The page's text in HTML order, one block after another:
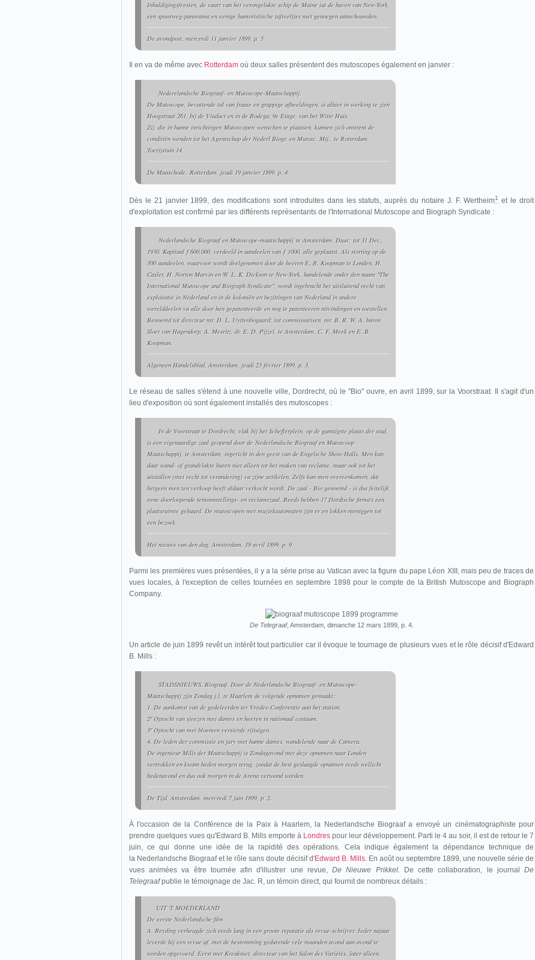
Inhuldigingsfeesten, de vaart van het verongelukte schip de Maine iut de haven van New-York,
een spoorweg-panorama en eenige humoristische tafreeltjes met genoegen aanschouwden.
De avondpost, mercredi 11 janvier 1899, p. 5
Il en va de même avec Rotterdam où deux salles présentent des mutoscopes également en janvier :
Nederelandsche Biograaf- en Mutoscope-Maatschappij.
De Mutoscope, bevattende tal van fraaie en grappige afbeeldingen, is alhier in werking te zien
Hoogstraat 261, bij de Viaduct en in de Bodega, 9e Etage, van bet Witte Huis.
Zij, die in hunne inrichtingen Mutoscopen wenschen te plaatsen, kunnen zich omtrent de
conditiën wenden tot het Agentschap der Nederl Biogr. en Mutosc. Mij., te Rotterdam,
Toerijstuin 14.
De Maaschode, Rotterdam, jeudi 19 janvier 1899, p. 4.
Dès le 21 janvier 1899, des modifications sont introduites dans les statuts, auprès du notaire J. F. Wertheim1
et le droit
d'exploitation est confirmé par les différents représentants de l'International Mutoscope and Biograph Syndicate :
Nederlandsche Biograaf en Mutoscope-maatschappij te Amsterdam. Duur: tot 31 Dec.
1930. Kapitaal f600,000, verdeeld in aandeelen van f 1000, alle geplaatst. Als storting op de
300 aandeelen, waarvoor wordt deelgenomen door de heeren E. B. Koopman te Londen, H.
Casler, H. Norton Marvin en W. L. K. Dickson te New-York, handelende onder den naam "The
International Mutoscope and Biograph Syndicate", wordt ingebracht het uitsluitend recht van
exploitatie in Nederland en in de koloniën en bezittingen van Nederland in andere
werelddeelen va alle door hen gepatenteerde en nog te patenteeren nitvindingen en toestellen.
Benoemd tot directeur mr. D. L. Uyttenbogaard; tot commissarisen, mr. B. R. W. A. baron
Sloet van Hagendorp, A. Mesritz, dr. E. D. Pijzel, te Amsterdam, C. F. Meek en E. B.
Koopman.
Algeneen Handelsblad, Amsterdam, jeudi 23 février 1899, p. 3.
Le réseau de salles s'étend à une nouvelle ville, Dordrecht, où le "Bio" ouvre, en avril 1899, sur laVoorstraat. Ils'agit d'un
lieu d'exposition où sont également installés des mutoscopes :
In de Voorstraat te Dordrecht, vlak bij het Schefferplein, op de gunstigste plaats der stad,
is een eigenaardige zaal geopend door de Nederlandsche Biograaf en Mutoscoop
Maatschappij, te Amsterdam, ingericht in den geest van de Engelsche Show-Halls. Men kan
daar wand- of grandvlakte huren niet alleen tot het maken van reclame, maar ook tot het
uitstallen (met recht tot verandering) va zijne artikelen. Zelfs kan men overeenkomen, dat
hetgeen men ten verkoop heeft aldaar verkocht wordt. De zaal - Bio genoemd - is dus feitelijk
eene doorloopende tentoonstellings- en reclamezaal. Reeds hebben 17 Dordtsche firma's een
plaatsruimte gehuurd. De mutoscopen met muziekautomaten zijn er en lokken meniggen tot
een bezoek.
Het nieuws van den dag, Amsterdam, 19 avril 1899, p. 9.
Parmi les premières vues présentées, il y a la série prise au Vatican avec la figure du pape Léon XIII, mais peu de traces de
vues locales, à l'exception de celles tournées en septembre 1898 pour le compte de la British Mutoscope and Biograph
Company.
De Telegraaf, Amsterdam, dimanche 12 mars 1899, p. 4.
Un article de juin 1899 revêt un intérêt tout particulier car il évoque le tournage de plusieurs vues et le rôle décisif d'Edward
B. Mills :
STADSNIEUWS. Biograaf. Door de Nederlandsche Biograaf- en Mutoscope-
Maatschappij zijn Zondag j.l. te Haarlem de volgende opnamen gemaakt:
1. De aankomst van de gedeleerden ter Vredes-Conferentie aan het station.
2º Optocht van sjeezen met dames en heeren in nationaal costuum.
3º Optocht van met bloemen versierde rijtuigen.
4. De leden der commissie en jury met hunne dames, wandelende naar de Camera.
De ingenieur Mills der Maatschappij is Zondagavond met deze opnamen naar Londen
vertrokken en kwam heden morgen terug, zoodat de best geslaagde opnamen reeds wellicht
hedenavond en dus ook morgen in de Arena vertoond worden.
De Tijd, Amsterdam, mercredi 7 juin 1899, p. 2.
À l'occasion de la Conférence de la Paix à Haarlem, la Nederlandsche Biograaf a envoyé un cinématographiste pour
prendre quelques vues qu'Edward B. Mills emporte à Londres pour leur développement. Parti le 4 au soir, il est de retour le 7
juin, ce qui donne une idée de la rapidité des opérations. Cela indique également la dépendance technique de
la Nederlandsche Biograaf et le rôle sans doute décisif d'Edward B. Mills. En août ou septembre 1899, une nouvelle série de
vues animées va être tournée afin d'illustrer une revue,De Nieuwe Prikkel. De cette collaboration, le journalDe
Telegraafpublie le témoignage de Jac. R, un témoin direct, qui fournit de nombreux détails :
UIT 'T MOEDERLAND
De eerste Nederlandsche film
A. Reyding verheugde zich reeds lang in een groote reputatie als revue-schrijver. Ieder najaar
leverde hij een revue af, met de bestemming gedurende vele maanden avond aan avond te
worden opgevoerd. Eerst met Kreukniet, directeur van het Salon des Variétés, later alleen.